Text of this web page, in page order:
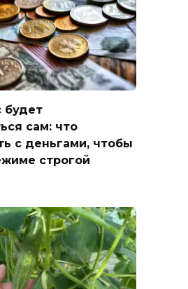
будет
сам: что
с деньгами, чтобы
строгой